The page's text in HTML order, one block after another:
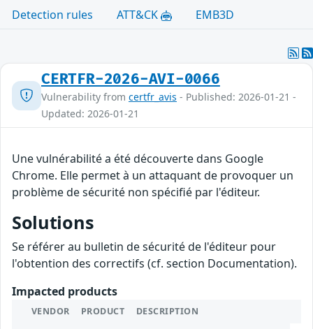
Detection rules
ATT&CK EMB3D
CERTFR-2026-AVI-0066
Vulnerability from certfr_avis - Published: 2026-01-21 -
Updated: 2026-01-21
Une vulnérabilité a été découverte dans Google
Chrome. Elle permet à un attaquant de provoquer un
problème de sécurité non spécifié par l'éditeur.
Solutions
Se référer au bulletin de sécurité de l'éditeur pour
l'obtention des correctifs (cf. section Documentation).
Impacted products
VENDOR PRODUCT DESCRIPTION